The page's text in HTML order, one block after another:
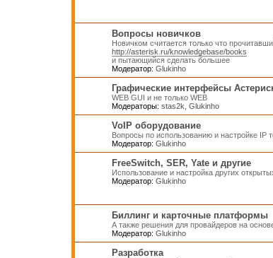
Вопросы новичков
Новичком считается только что
http://asterisk.ru/knowledgebase/books
и пытающийся сделать большее
Модератор: Glukinho
Графические интерфейсы
WEB GUI и не только WEB
Модераторы: stas2k Glukinho
VoIP оборудование
Вопросы по использованию и настройке IP
Модератор: Glukinho
FreeSwitch, SER, Yate и другие
Использование и настройка других
Модератор: Glukinho
Биллинг и карточные платформы
А также решения для провайдеров на
Модератор: Glukinho
Разработка